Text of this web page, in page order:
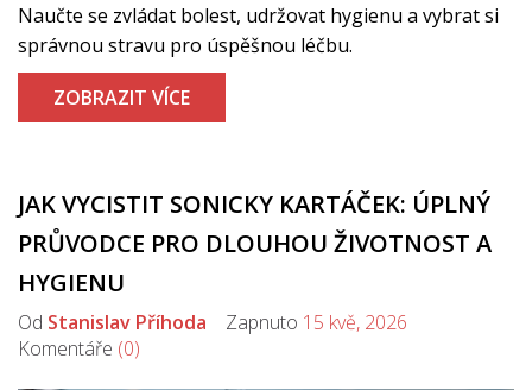
Naučte se zvládat bolest, udržovat hygienu a vybrat si
správnou stravu pro úspěšnou léčbu.
ZOBRAZIT VÍCE
JAK VYCISTIT SONICKY KARTÁČEK: ÚPLNÝ
PRŮVODCE PRO DLOUHOU ŽIVOTNOST A
HYGIENU
Od Stanislav Příhoda Zapnuto 15 kvě, 2026
Komentáře (0)